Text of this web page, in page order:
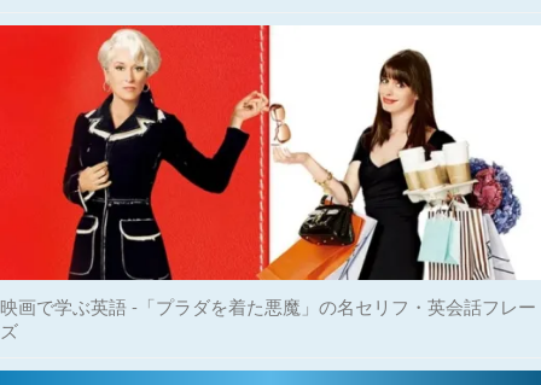
映画で学ぶ英語 -「プラダを着た悪魔」の名セリフ・英会話フレー
ズ